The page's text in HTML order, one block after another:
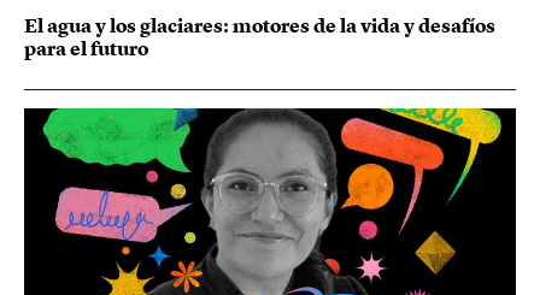
El agua y los glaciares: motores de la vida y desafíos
para el futuro